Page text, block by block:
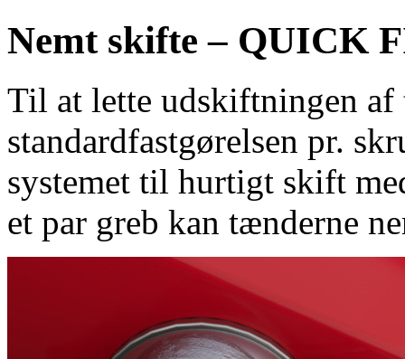
Nemt skifte – QUICK
Til at lette udskiftningen
standardfastgørelsen pr.
systemet til hurtigt skift
et par greb kan tænderne